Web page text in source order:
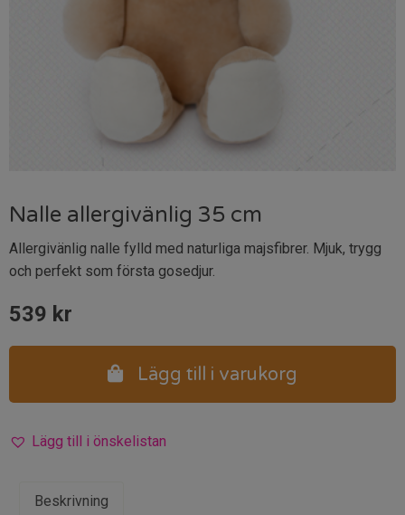
Nalle allergivänlig 35 cm
Allergivänlig nalle fylld med naturliga majsfibrer. Mjuk, trygg
och perfekt som första gosedjur.
539 kr
Lägg till i varukorg
Lägg till i önskelistan
Beskrivning